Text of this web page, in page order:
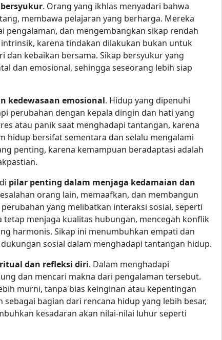
. Orang yang ikhlas menyadari bahwa
membawa pelajaran yang berharga. Mereka
dan mengembangkan sikap rendah
karena tindakan dilakukan bukan untuk
kebaikan bersama. Sikap bersyukur yang
dan emosional, sehingga seseorang lebih siap
kedewasaan emosional. Hidup yang dipenuhi
perubahan dengan kepala dingin dan hati yang
atau panik saat menghadapi tantangan, karena
hidup bersifat sementara dan selalu mengalami
penting, karena kemampuan beradaptasi adalah
pilar penting dalam menjaga kedamaian dan
orang lain, memaafkan, dan membangun
yang melibatkan interaksi sosial, seperti
menjaga kualitas hubungan, mencegah konflik
harmonis. Sikap ini menumbuhkan empati dan
sosial dalam menghadapi tantangan hidup.
dan refleksi diri. Dalam menghadapi
dan mencari makna dari pengalaman tersebut.
murni, tanpa bias keinginan atau kepentingan
bagian dari rencana hidup yang lebih besar,
kesadaran akan nilai-nilai luhur seperti